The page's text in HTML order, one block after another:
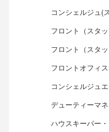
コンシェルジュ(
フロント（スタッ
フロント（スタッ
フロントオフィ
コンシェルジュ
デューティーマ
ハウスキーパー